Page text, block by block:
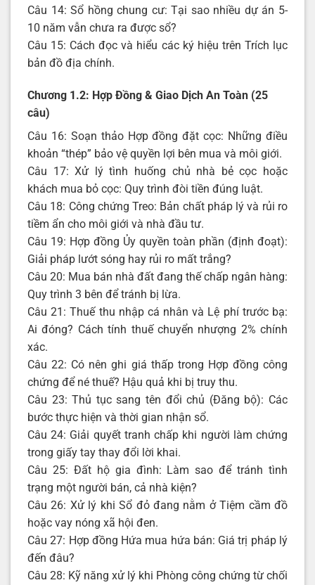
Câu 14: Sổ hồng chung cư: Tại sao nhiều dự án 5-
10 năm vẫn chưa ra được sổ?
Câu 15: Cách đọc và hiểu các ký hiệu trên Trích lục
bản đồ địa chính.
Chương 1.2: Hợp Đồng & Giao Dịch An Toàn (25
câu)
Câu 16: Soạn thảo Hợp đồng đặt cọc: Những điều
khoản “thép” bảo vệ quyền lợi bên mua và môi giới.
Câu 17: Xử lý tình huống chủ nhà bẻ cọc hoặc
khách mua bỏ cọc: Quy trình đòi tiền đúng luật.
Câu 18: Công chứng Treo: Bản chất pháp lý và rủi ro
tiềm ẩn cho môi giới và nhà đầu tư.
Câu 19: Hợp đồng Ủy quyền toàn phần (định đoạt):
Giải pháp lướt sóng hay rủi ro mất trắng?
Câu 20: Mua bán nhà đất đang thế chấp ngân hàng:
Quy trình 3 bên để tránh bị lừa.
Câu 21: Thuế thu nhập cá nhân và Lệ phí trước bạ:
Ai đóng? Cách tính thuế chuyển nhượng 2% chính
xác.
Câu 22: Có nên ghi giá thấp trong Hợp đồng công
chứng để né thuế? Hậu quả khi bị truy thu.
Câu 23: Thủ tục sang tên đổi chủ (Đăng bộ): Các
bước thực hiện và thời gian nhận sổ.
Câu 24: Giải quyết tranh chấp khi người làm chứng
trong giấy tay thay đổi lời khai.
Câu 25: Đất hộ gia đình: Làm sao để tránh tình
trạng một người bán, cả nhà kiện?
Câu 26: Xử lý khi Sổ đỏ đang nằm ở Tiệm cầm đồ
hoặc vay nóng xã hội đen.
Câu 27: Hợp đồng Hứa mua hứa bán: Giá trị pháp lý
đến đâu?
Câu 28: Kỹ năng xử lý khi Phòng công chứng từ chối